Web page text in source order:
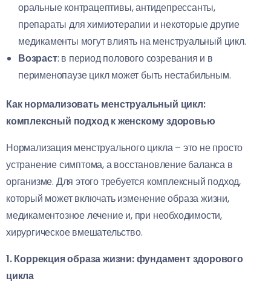
оральные контрацептивы, антидепрессанты,
препараты для химиотерапии и некоторые другие
медикаменты могут влиять на менструальный цикл.
Возраст: в период полового созревания и в
перименопаузе цикл может быть нестабильным.
Как нормализовать менструальный цикл:
комплексный подход к женскому здоровью
Нормализация менструального цикла – это не просто
устранение симптома, а восстановление баланса в
организме. Для этого требуется комплексный подход,
который может включать изменение образа жизни,
медикаментозное лечение и, при необходимости,
хирургическое вмешательство.
1. Коррекция образа жизни: фундамент здорового
цикла